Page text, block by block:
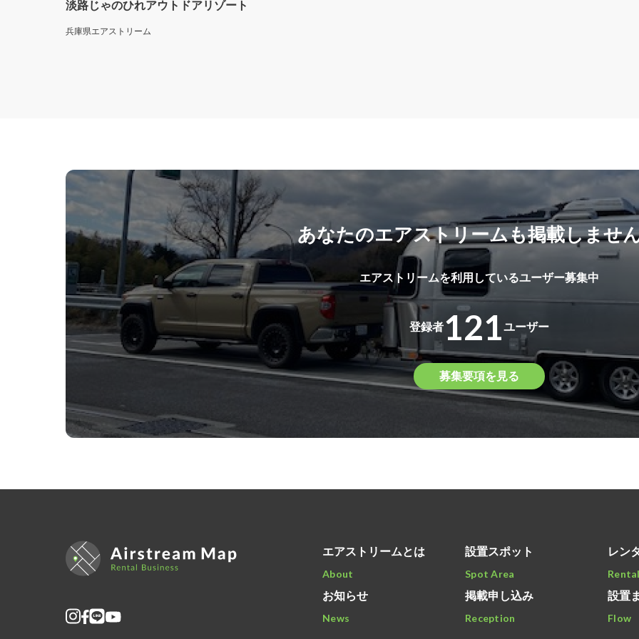
淡路じゃのひれアウトドアリゾート
兵庫県エアストリーム
あなたのエアストリームも掲載しませ
エアストリームを利用しているユーザー募集中
登録者121ユーザー
募集要項を見る
エアストリームとは
About
設置スポット
Spot Area
レン
お知らせ
News
掲載申し込み
Reception
設置
Flow